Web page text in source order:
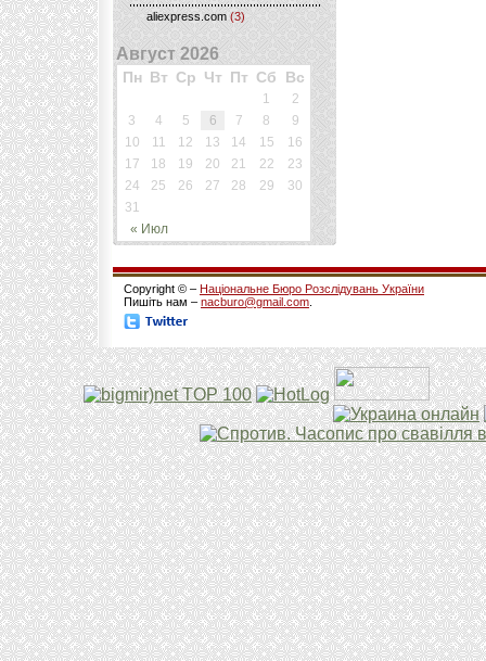
aliexpress.com (3)
Август 2026
Пн Вт Ср Чт Пт Сб Вс
« Июл
1
2
3
4 5 6 7 8
9
10
11 12 13 14 15
16
17
18 19 20 21 22
23
24
25 26 27 28 29
30
31
Copyright © – Національне Бюро Розслідувань України
Пишіть нам – nacburo@gmail.com